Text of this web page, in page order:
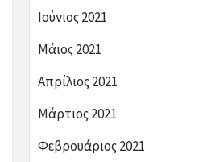
Ιούνιος 2021
Μάιος 2021
Απρίλιος 2021
Μάρτιος 2021
Φεβρουάριος 2021